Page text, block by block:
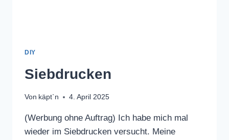
DIY
Siebdrucken
Von käpt`n 4. April 2025
(Werbung ohne Auftrag) Ich habe mich mal
wieder im Siebdrucken versucht. Meine